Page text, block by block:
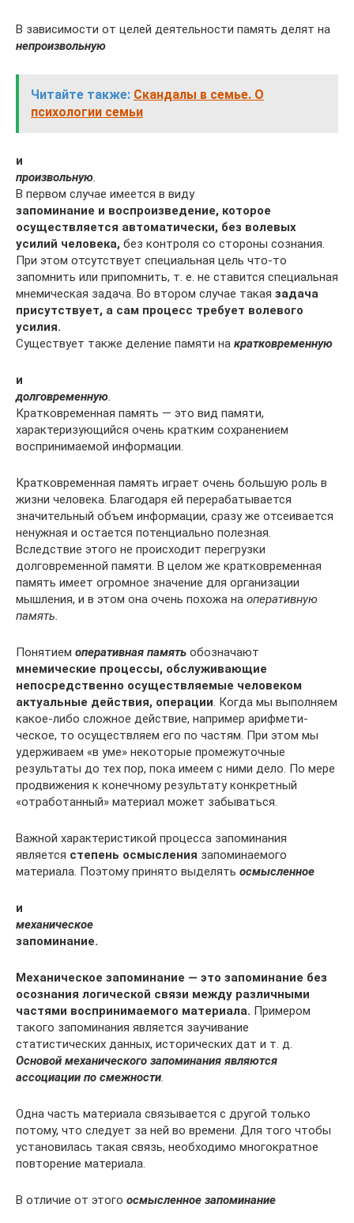
В зависимости от целей деятельности память делят на
непроизвольную
Читайте также: Скандалы в семье. О
психологии семьи
и
произвольную.
В первом случае имеется в виду
запоминание и воспроизведение, которое
осуществляется автома­тически, без волевых
усилий человека, без контроля со стороны сознания.
При этом отсутствует специальная цель что-то
запомнить или припомнить, т. е. не ста­вится специальная
мнемическая задача. Во втором случае такая задача
присут­ствует, а сам процесс требует волевого
усилия.
Существует также деление памяти на кратковременную
и
долговременную.
Кратковременная память — это вид памяти,
характеризующийся очень кратким сохранением
воспринимаемой информации.
Кратковременная память играет очень большую роль в
жизни человека. Бла­годаря ей перерабатывается
значительный объем информации, сразу же отсеива­ется
ненужная и остается потенциально полезная.
Вследствие этого не происхо­дит перегрузки
долговременной памяти. В целом же кратковременная
память име­ет огромное значение для организации
мышления, и в этом она очень похожа на оперативную
память.
Понятием оперативная память обозначают
мнемические процессы, обслужи­вающие
непосредственно осуществляемые человеком
актуальные действия, опе­рации. Когда мы выполняем
какое-либо сложное действие, например арифмети­
ческое, то осуществляем его по частям. При этом мы
удерживаем «в уме» некото­рые промежуточные
результаты до тех пор, пока имеем с ними дело. По мере
продвижения к конечному результату конкретный
«отработанный» материал мо­жет забываться.
Важной характеристикой процесса запоминания
является степень осмысления запоминаемого
материала. Поэтому принято выделять осмысленное
и
механиче­ское
запоминание.
Механическое запоминание — это запоминание без
осознания логической связи между различными
частями воспринимаемого материала. Примером
такого запо­минания является заучивание
статистических данных, исторических дат и т. д.
Основой механического запоминания являются
ассоциации по смежности.
Одна часть материала связывается с другой только
потому, что следует за ней во време­ни. Для того чтобы
установилась такая связь, необходимо многократное
повторе­ние материала.
В отличие от этого осмысленное запоминание